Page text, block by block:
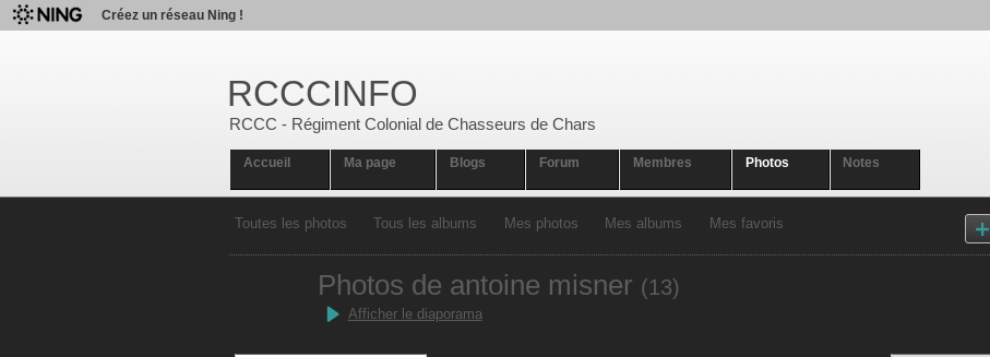
Créez un réseau Ning !
RCCCINFO
RCCC - Régiment Colonial de Chasseurs de Chars
Accueil Ma page Blogs Forum Membres Photos Notes
Toutes les photos Tous les albums Mes photos Mes albums Mes favoris
Photos de antoine misner (13)
Afficher le diaporama